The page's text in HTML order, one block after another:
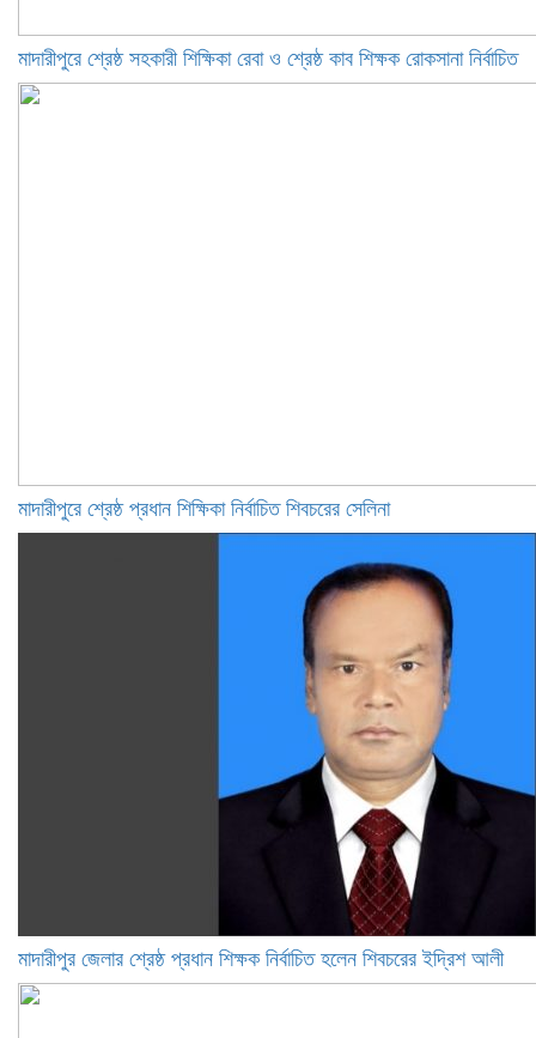
মাদারীপুরে শ্রেষ্ঠ সহকারী শিক্ষিকা রেবা ও শ্রেষ্ঠ কাব শিক্ষক রোকসানা নির্বাচিত
মাদারীপুরে শ্রেষ্ঠ প্রধান শিক্ষিকা নির্বাচিত শিবচরের সেলিনা
মাদারীপুর জেলার শ্রেষ্ঠ প্রধান শিক্ষক নির্বাচিত হলেন শিবচরের ইদ্রিশ আলী